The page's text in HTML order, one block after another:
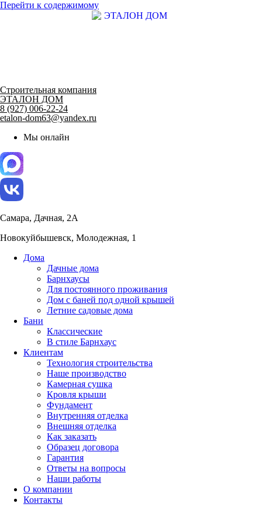
Перейти к содержимому
Строительная компания
ЭТАЛОН ДОМ
8 (927) 006-22-24
etalon-dom63@yandex.ru
Мы онлайн
Самара, Дачная, 2А
Новокуйбышевск, Молодежная, 1
Дома
Дачные дома
Барнхаусы
Для постоянного проживания
Дом с баней под одной крышей
Летние садовые дома
Бани
Классические
В стиле Барнхаус
Клиентам
Технология строительства
Наше производство
Камерная сушка
Кровля крыши
Фундамент
Внутренняя отделка
Внешняя отделка
Как заказать
Образец договора
Гарантия
Ответы на вопросы
Наши работы
О компании
Контакты